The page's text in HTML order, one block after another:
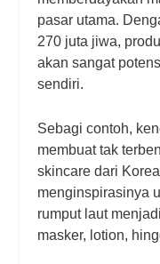
pasar utama.
270 juta jiwa,
akan sangat
sendiri.
Sebagi contoh,
membuat tak
skincare dari
menginspirasinya
rumput laut
masker, lotion,